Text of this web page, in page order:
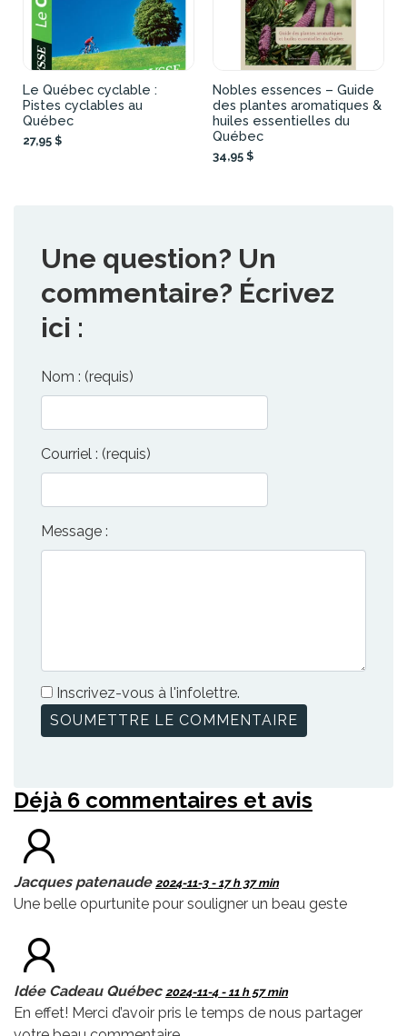
Le Québec cyclable :
Pistes cyclables au
Québec
27,95 $
Nobles essences – Guide
des plantes aromatiques &
huiles essentielles du
Québec
34,95 $
Une question? Un
commentaire? Écrivez
ici :
Nom : (requis)
Courriel : (requis)
Message :
Inscrivez-vous à l'infolettre.
Déjà 6 commentaires et avis
Jacques patenaude 2024-11-3 - 17 h 37 min
Une belle opurtunite pour souligner un beau geste
Idée Cadeau Québec 2024-11-4 - 11 h 57 min
En effet! Merci d’avoir pris le temps de nous partager